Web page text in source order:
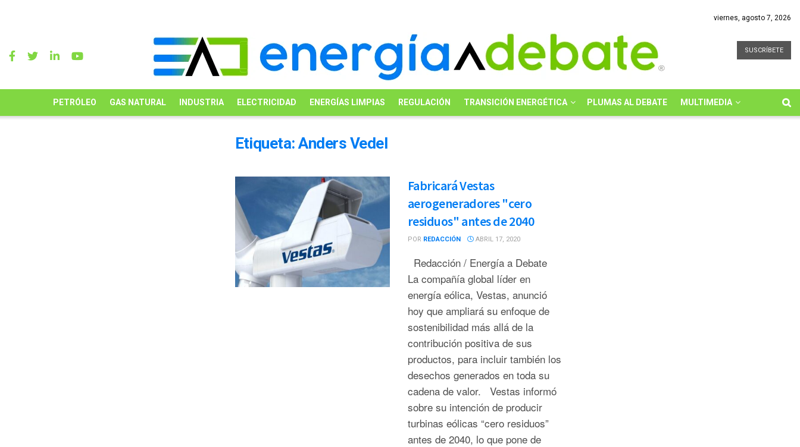
viernes, agosto 7, 2026
SUSCRÍBETE
PETRÓLEO GAS NATURAL INDUSTRIA ELECTRICIDAD ENERGÍAS LIMPIAS REGULACIÓN TRANSICIÓN ENERGÉTICA PLUMAS AL DEBATE MULTIMEDIA
Etiqueta:Anders Vedel
Fabricará Vestas
aerogeneradores "cero
residuos" antes de 2040
POR REDACCIÓN ABRIL 17, 2020
Redacción / Energía a Debate
La compañía global líder en
energía eólica, Vestas, anunció
hoy que ampliará su enfoque de
sostenibilidad más allá de la
contribución positiva de sus
productos, para incluir también los
desechos generados en toda su
cadena de valor. Vestas informó
sobre su intención de producir
turbinas eólicas “cero residuos”
antes de 2040, lo que pone de